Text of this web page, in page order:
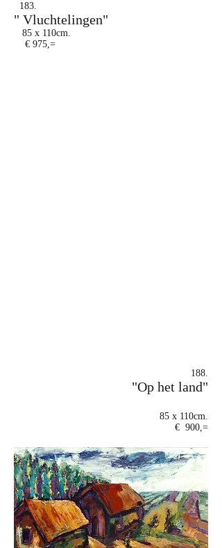
183.
" Vluchtelingen"
85 x 110cm.
€ 975,=
188.
"Op het land"
85 x 110cm.
€ 900,=